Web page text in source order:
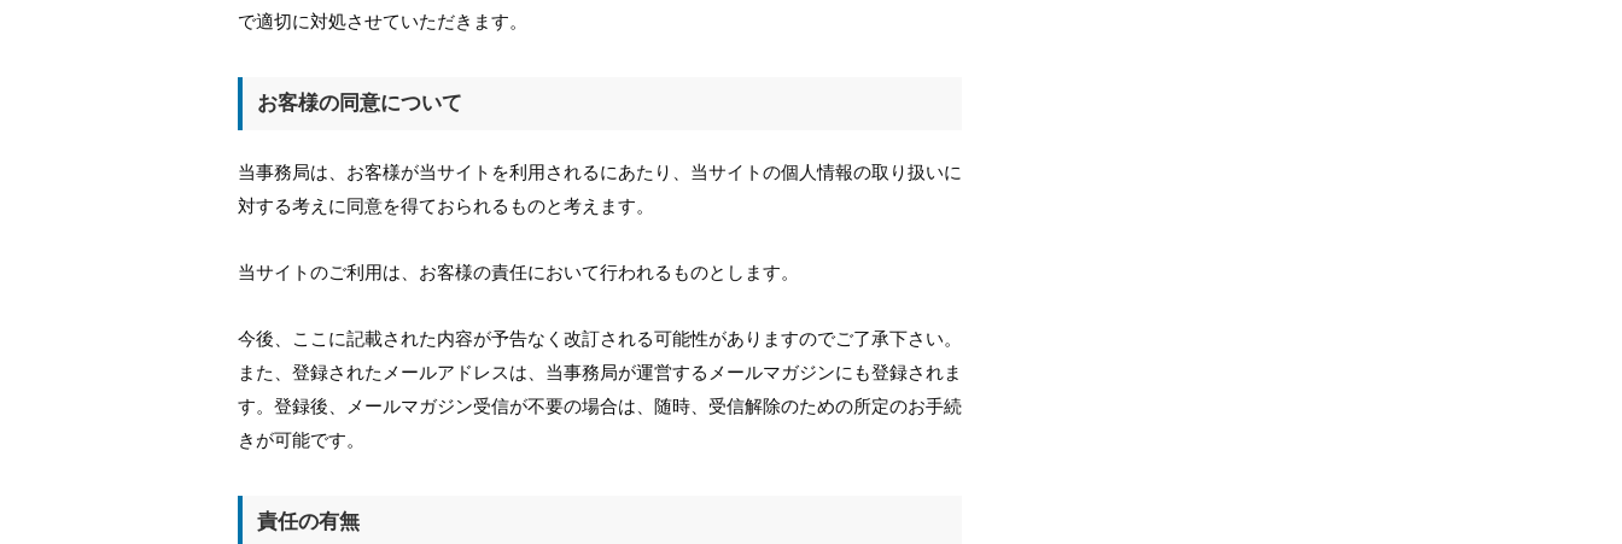
で適切に対処させていただきます。
お客様の同意について
当事務局は、お客様が当サイトを利用されるにあたり、当サイトの個人情報の取り扱いに
対する考えに同意を得ておられるものと考えます。
当サイトのご利用は、お客様の責任において行われるものとします。
今後、ここに記載された内容が予告なく改訂される可能性がありますのでご了承下さい。
また、登録されたメールアドレスは、当事務局が運営するメールマガジンにも登録されま
す。登録後、メールマガジン受信が不要の場合は、随時、受信解除のための所定のお手続
きが可能です。
責任の有無